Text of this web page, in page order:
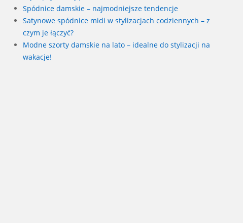
Spódnice damskie – najmodniejsze tendencje
Satynowe spódnice midi w stylizacjach codziennych – z
czym je łączyć?
Modne szorty damskie na lato – idealne do stylizacji na
wakacje!